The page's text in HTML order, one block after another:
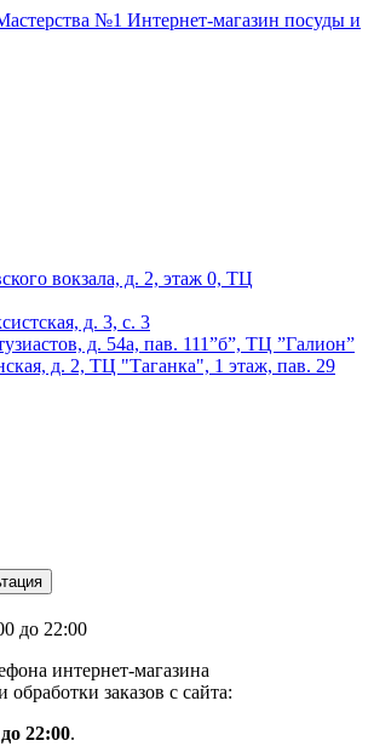
вокзала, д. 2, этаж 0, ТЦ
д. 3, с. 3
д. 54а, пав. 111”б”, ТЦ ”Галион”
д. 2, ТЦ "Таганка", 1 этаж, пав. 29
до 22:00
интернет-магазина
обработки заказов с сайта:
22:00.